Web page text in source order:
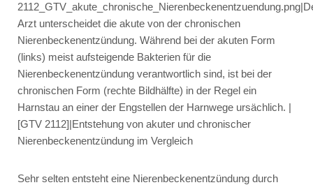
Arzt unterscheidet die akute von der chronischen
Nierenbeckenentzündung. Während bei der akuten Form
(links) meist aufsteigende Bakterien für die
Nierenbeckenentzündung verantwortlich sind, ist bei der
chronischen Form (rechte Bildhälfte) in der Regel ein
Harnstau an einer der Engstellen der Harnwege ursächlich. |
[GTV 2112]|Entstehung von akuter und chronischer
Nierenbeckenentzündung im Vergleich
Sehr selten entsteht eine Nierenbeckenentzündung durch